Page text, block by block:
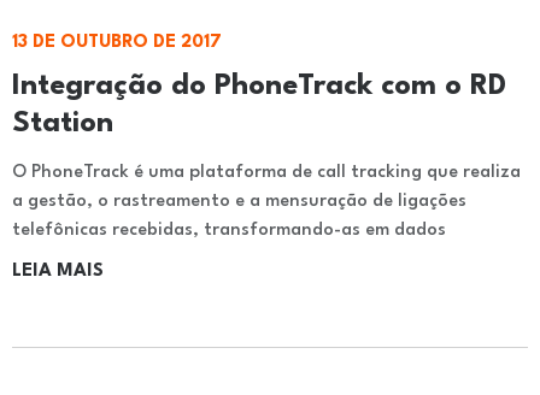
Integração do PhoneTrack com o RD
Station
13 DE OUTUBRO DE 2017
O PhoneTrack é uma plataforma de call tracking que realiza
a gestão, o rastreamento e a mensuração de ligações
telefônicas recebidas, transformando-as em dados
LEIA MAIS